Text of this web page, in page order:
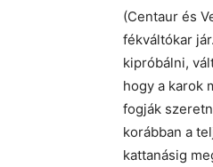
(Centaur és
fékváltókar
kipróbálni,
hogy a karok
fogják
korábban a
kattanásig